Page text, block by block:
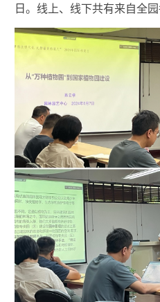
日。线上、线下共有来自全